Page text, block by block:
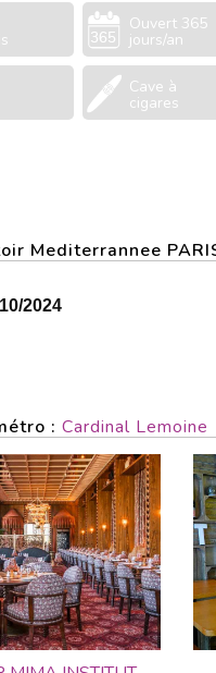
Ouvert 365
jours/an
Cave à
cigares
Mediterrannee
2024
: Cardinal Lemoine